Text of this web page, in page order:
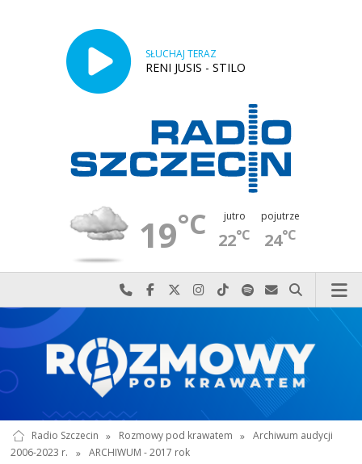
SŁUCHAJ TERAZ
RENI JUSIS - STILO
19°C jutro
22°C
pojutrze
24°C
Najlepiej po prostu do nas zadzwoń
Odwiedź nas na Facebook-u
Odwiedź nas na X
Odwiedź nas na Instagram-ie
Odwiedź nas na TikTok-u
Szukaj nas na Spotify
Wyślij do nas
Szukaj
Radio Szczecin » Rozmowy pod krawatem » Archiwum audycji
2006-2023 r.
» ARCHIWUM - 2017 rok